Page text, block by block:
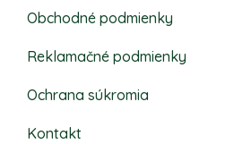
Obchodné podmienky
Reklamačné podmienky
Ochrana súkromia
Kontakt